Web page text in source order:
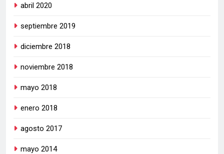
abril 2020
septiembre 2019
diciembre 2018
noviembre 2018
mayo 2018
enero 2018
agosto 2017
mayo 2014